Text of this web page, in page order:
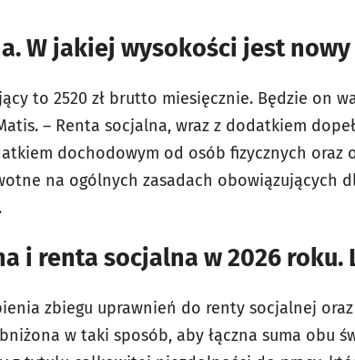
W jakiej wysokości jest
to 2520 zł brutto miesięcznie. Będzie on
– Renta socjalna, wraz z dodatkiem
dochodowym od osób fizycznych oraz
na ogólnych zasadach obowiązujących
i renta socjalna w 2026 roku.
zbiegu uprawnień do renty socjalnej
w taki sposób, aby łączna suma obu